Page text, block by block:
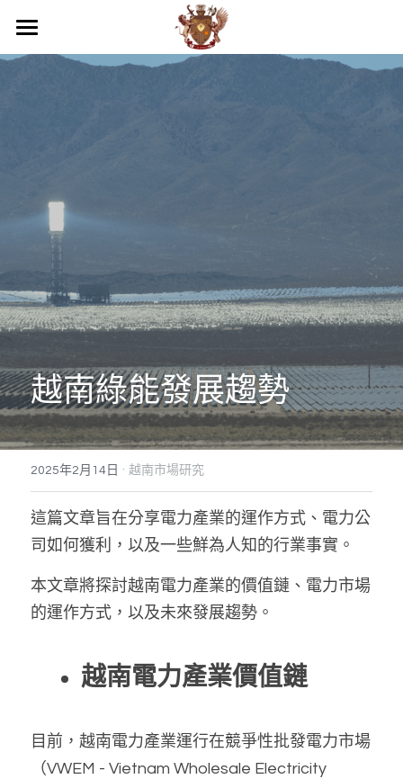
關於我們
倉庫管理
電商規劃
顧問及法務部門
財務部門
行銷部門
國際企業節稅規劃
越南法律暨智慧財產權顧問
越南內外資公司設立服務
國際文件翻譯與公證
越南商業投資顧問
越南不動產投資顧問
企業併購與盡責調查TDD
投資諮詢與開業輔導
越南開店商業輔導
越南連鎖加盟投資諮詢
境外公司設立與規劃
多角貿易與關聯交易顧問
越南公共關係顧問
越南事務委託經略
跨國際企業結構規劃
海外基金經營委託
越南工業區開發案
銀行債權取得/協商
浩瀚中學越南代理
其他地區服務
泰國服務範圍
馬來西亞服務範圍
新加坡服務範圍
Dịch vụ
Dân sự, Ly hôn, Thừa kế
Dịch vụ Doanh nghiệp
東律
繁體中文
繁體中文
Việt Nam
越南綠能發展趨勢
2025年2月14日 · 越南市場研究
這篇文章旨在分享電力產業的運作方式、電力公
司如何獲利，以及一些鮮為人知的行業事實。
本文章將探討越南電力產業的價值鏈、電力市場
的運作方式，以及未來發展趨勢。
越南電力產業價值鏈
目前，越南電力產業運行在競爭性批發電力市場
（VWEM - Vietnam Wholesale Electricity